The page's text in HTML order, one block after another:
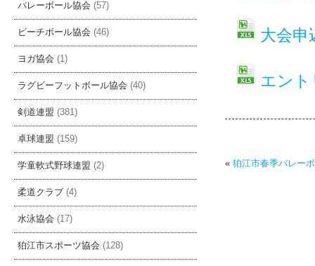
大会申
エント
« 狛江市春季バレー
バレーボール協会 (57)
ビーチボール協会 (46)
ヨガ協会 (1)
ラグビーフットボール協会 (40)
剣道連盟 (381)
卓球連盟 (159)
学童軟式野球連盟 (2)
柔道クラブ (4)
水泳協会 (17)
狛江市スポーツ協会 (128)